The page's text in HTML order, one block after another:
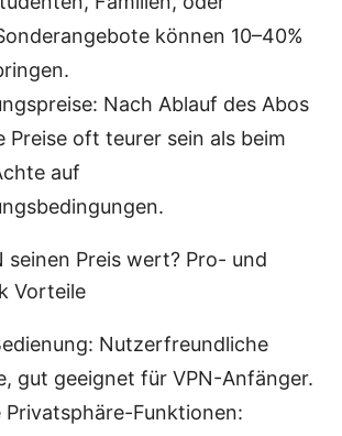
können 10–40%
Nach Ablauf des Abos
Preise oft teurer sein als beim
auf
seinen Preis wert? Pro- und
Vorteile
Nutzerfreundliche
gut geeignet für VPN-Anfänger.
Funktionen: